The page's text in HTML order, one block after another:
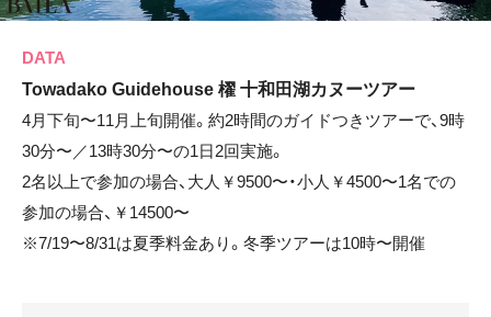
DATA
Towadako Guidehouse 櫂 十和田湖カヌーツアー
4月下旬〜11月上旬開催。約2時間のガイドつきツアーで、9時
30分〜／13時30分〜の1日2回実施。
2名以上で参加の場合、大人￥9500〜・小人￥4500〜1名での
参加の場合、￥14500〜
※7/19〜8/31は夏季料金あり。冬季ツアーは10時〜開催